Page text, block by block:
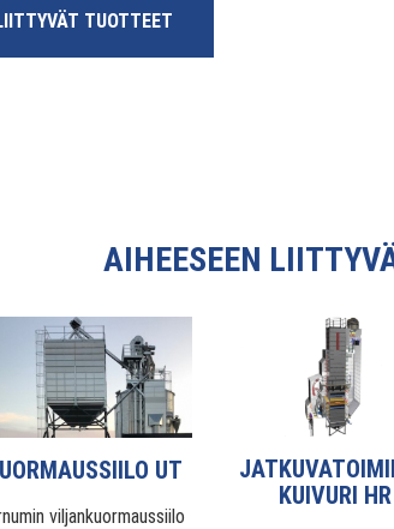
TUOTTEET
AIHEESEEN
UT
viljankuormaussiilo
KUIVURI HR